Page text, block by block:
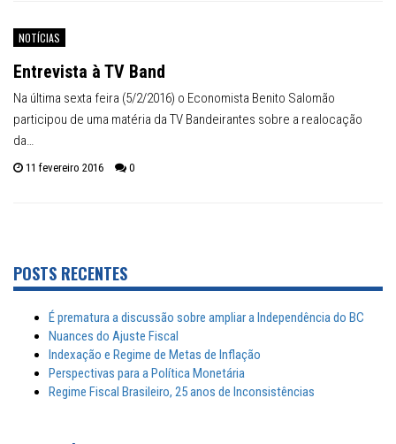
NOTÍCIAS
Entrevista à TV Band
Na última sexta feira (5/2/2016) o Economista Benito Salomão
participou de uma matéria da TV Bandeirantes sobre a realocação
da…
11 fevereiro 2016 0
POSTS RECENTES
É prematura a discussão sobre ampliar a Independência do BC
Nuances do Ajuste Fiscal
Indexação e Regime de Metas de Inflação
Perspectivas para a Política Monetária
Regime Fiscal Brasileiro, 25 anos de Inconsistências